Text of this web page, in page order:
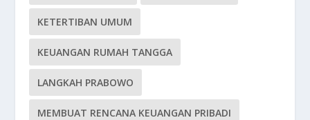
KETERTIBAN UMUM
KEUANGAN RUMAH TANGGA
LANGKAH PRABOWO
MEMBUAT RENCANA KEUANGAN PRIBADI